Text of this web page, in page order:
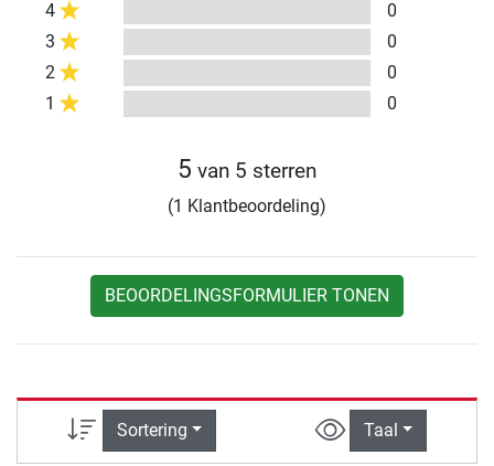
4
0
3
0
2
0
1
0
5 van 5 sterren
(1 Klantbeoordeling)
BEOORDELINGSFORMULIER TONEN
Sortering Taal